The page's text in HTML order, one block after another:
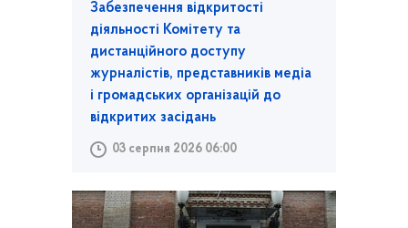
Забезпечення відкритості
діяльності Комітету та
дистанційного доступу
журналістів, представників медіа
і громадських організацій до
відкритих засідань
03 серпня 2026 06:00